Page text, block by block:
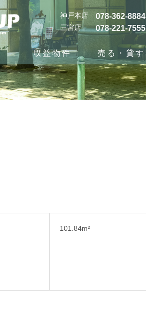
神戸本店
078-362-8884
三宮店 078-221-7555
収益物件 売る・貸す
101.84m²